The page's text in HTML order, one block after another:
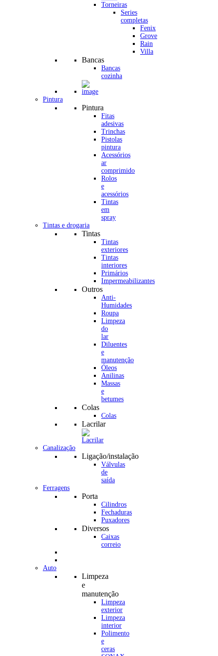
Torneiras
Series
completas
Fenix
Grove
Rain
Villa
Bancas
Bancas
cozinha
Pintura
Pintura
Fitas
adesivas
Trinchas
Pistolas
pintura
Acessórios
ar
comprimido
Rolos
e
acessórios
Tintas
em
spray
Tintas e drogaria
Tintas
Tintas
exteriores
Tintas
interiores
Primários
Impermeabilizantes
Outros
Anti-
Humidades
Roupa
Limpeza
do
lar
Diluentes
e
manutenção
Óleos
Anilinas
Massas
e
betumes
Colas
Colas
Lacrilar
Canalização
Ligação/instalação
Válvulas
de
saída
Ferragens
Porta
Cilindros
Fechaduras
Puxadores
Diversos
Caixas
correio
Auto
Limpeza
e
manutenção
Limpeza
exterior
Limpeza
interior
Polimento
e
ceras